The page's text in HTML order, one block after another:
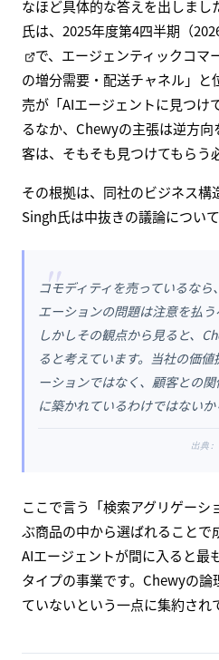
なほど具体的な答えを出しま
氏は、2025年度第4四半期（
で、エージェンティックコマ
の増分需要・配送チャネル」
売が「AIエージェントに見つけ
るなか、Chewyの主張は逆方
客は、そもそも見つけてもらう
その根拠は、同社のビジネス構
Singh氏は中抜きの議論につい
"
コモディティを売っているな
エーションの問題は注意を払う
しかしその観点から見ると、
ると考えています。当社の価
ーションではなく、顧客との
に築かれているわけではないか
出典:
ここで言う「検索アグリゲーシ
ぶ商品の中から選ばれることで
AIエージェントが間に入ると最
タイプの事業です。Chewyの
ていないという一点に集約され